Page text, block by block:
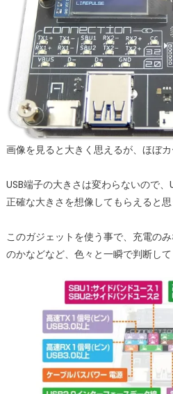
画像を見ると大きく思えるが、ほぼカ
USB端子の大きさは変わらないので
正確な大きさを想像してもらえると思
このガジェットを使う事で、充電の
のかなどなど、色々と一瞬で判断して